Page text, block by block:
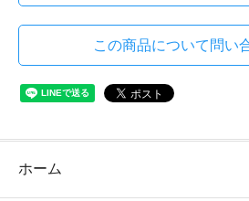
この商品について問い
ホーム